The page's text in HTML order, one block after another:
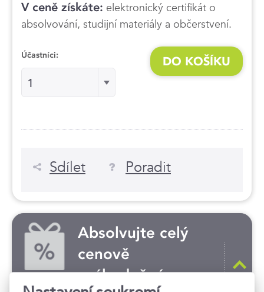
V ceně získáte: elektronický certifikát o
absolvování, studijní materiály a občerstvení.
Účastníci:
1
DO KOŠÍKU
Sdílet Poradit
Absolvujte celý
cenově
zvýhodněný